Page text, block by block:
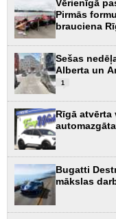
Vērienīgā
Pirmās
brauciena
Sešas
Alberta un
1
Rīgā atvērta
Bugatti
mākslas